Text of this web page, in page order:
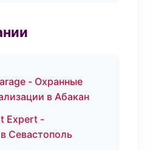
- Охранные
в Абакан
Expert -
Севастополь